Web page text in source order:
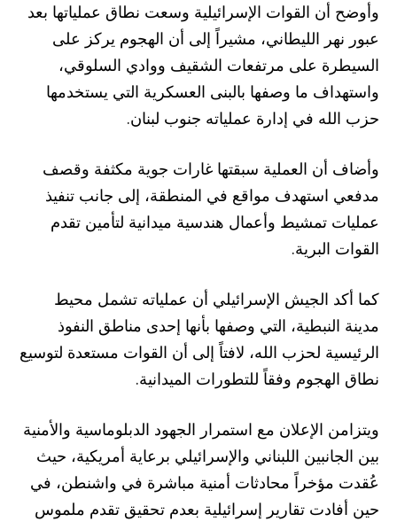
وأوضح أن القوات الإسرائيلية وسعت نطاق عملياتها بعد
عبور نهر الليطاني، مشيراً إلى أن الهجوم يركز على
السيطرة على مرتفعات الشقيف ووادي السلوقي،
واستهداف ما وصفها بالبنى العسكرية التي يستخدمها
حزب الله في إدارة عملياته جنوب لبنان.
وأضاف أن العملية سبقتها غارات جوية مكثفة وقصف
مدفعي استهدف مواقع في المنطقة، إلى جانب تنفيذ
عمليات تمشيط وأعمال هندسية ميدانية لتأمين تقدم
القوات البرية.
كما أكد الجيش الإسرائيلي أن عملياته تشمل محيط
مدينة النبطية، التي وصفها بأنها إحدى مناطق النفوذ
الرئيسية لحزب الله، لافتاً إلى أن القوات مستعدة لتوسيع
نطاق الهجوم وفقاً للتطورات الميدانية.
ويتزامن الإعلان مع استمرار الجهود الدبلوماسية والأمنية
بين الجانبين اللبناني والإسرائيلي برعاية أمريكية، حيث
عُقدت مؤخراً محادثات أمنية مباشرة في واشنطن، في
حين أفادت تقارير إسرائيلية بعدم تحقيق تقدم ملموس